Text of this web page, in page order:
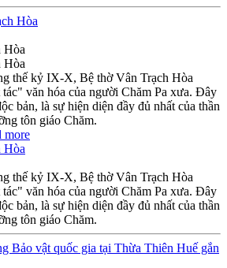
Hòa
Hòa
thế kỷ IX-X, Bệ thờ Vân Trạch Hòa
văn hóa của người Chăm Pa xưa. Đây
bản, là sự hiện diện đầy đủ nhất của thần
tôn giáo Chăm.
more
Hòa
thế kỷ IX-X, Bệ thờ Vân Trạch Hòa
văn hóa của người Chăm Pa xưa. Đây
bản, là sự hiện diện đầy đủ nhất của thần
tôn giáo Chăm.